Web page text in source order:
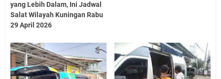
yang Lebih Dalam, Ini Jadwal
Salat Wilayah Kuningan Rabu
29 April 2026